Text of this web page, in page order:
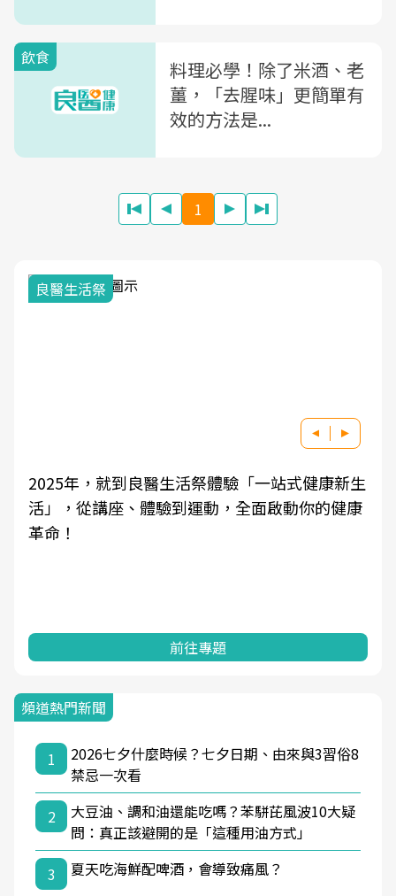
飲食
料理必學！除了米酒、老
薑，「去腥味」更簡單有
效的方法是...
1
我與健康韌性的距離
良醫健康網從「換季的身體變化」出發，透過醫
學觀點與日常感受的對話，建立對亞健康的認
知，進而引導實際的改善行動。
前往專題
頻道熱門新聞
1
2026七夕什麼時候？七夕日期、由來與3習俗8
禁忌一次看
2
大豆油、調和油還能吃嗎？苯駢芘風波10大疑
問：真正該避開的是「這種用油方式」
3
夏天吃海鮮配啤酒，會導致痛風？